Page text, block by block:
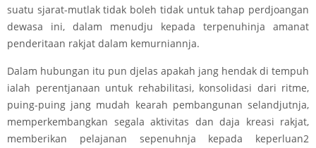
suatu sjarat-mutlak tidak boleh tidak untuk tahap perdjoangan
dewasa ini, dalam menudju kepada terpenuhinja amanat
penderitaan rakjat dalam kemurniannja.
Dalam hubungan itu pun djelas apakah jang hendak di tempuh
ialah perentjanaan untuk rehabilitasi, konsolidasi dari ritme,
puing-puing jang mudah kearah pembangunan selandjutnja,
memperkembangkan segala aktivitas dan daja kreasi rakjat,
memberikan pelajanan sepenuhnja kepada keperluan2